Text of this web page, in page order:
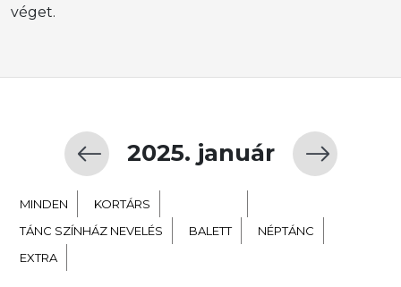
véget.
2025. január
MINDEN KORTÁRS
TÁNC SZÍNHÁZ NEVELÉS
BALETT
NÉPTÁNC
EXTRA